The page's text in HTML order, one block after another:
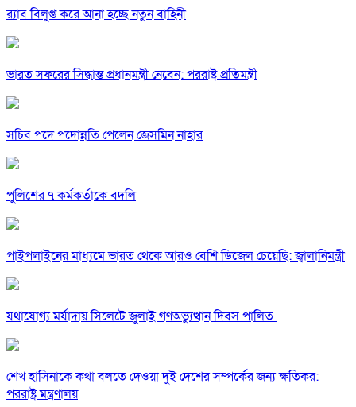
র‍্যাব বিলুপ্ত করে আনা হচ্ছে নতুন বাহিনী
ভারত সফরের সিদ্ধান্ত প্রধানমন্ত্রী নেবেন: পররাষ্ট্র প্রতিমন্ত্রী
সচিব পদে পদোন্নতি পেলেন জেসমিন নাহার
পুলিশের ৭ কর্মকর্তাকে বদলি
পাইপলাইনের মাধ্যমে ভারত থেকে আরও বেশি ডিজেল চেয়েছি: জ্বালানিমন্ত্রী
যথাযোগ্য মর্যাদায় সিলেটে জুলাই গণঅভ্যুত্থান দিবস পালিত
শেখ হাসিনাকে কথা বলতে দেওয়া দুই দেশের সম্পর্কের জন্য ক্ষতিকর:
পররাষ্ট্র মন্ত্রণালয়